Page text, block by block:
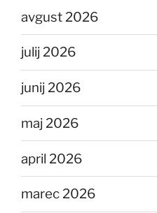
avgust 2026
julij 2026
junij 2026
maj 2026
april 2026
marec 2026